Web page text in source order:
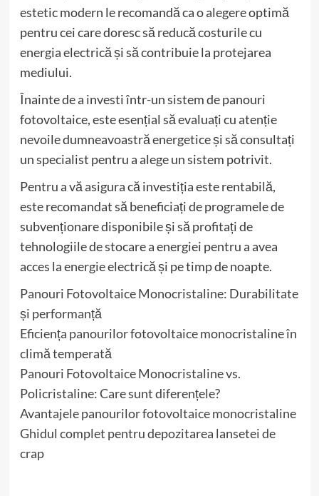
estetic modern le recomandă ca o alegere optimă
pentru cei care doresc să reducă costurile cu
energia electrică și să contribuie la protejarea
mediului.
Înainte de a investi într-un sistem de panouri
fotovoltaice, este esențial să evaluați cu atenție
nevoile dumneavoastră energetice și să consultați
un specialist pentru a alege un sistem potrivit.
Pentru a vă asigura că investiția este rentabilă,
este recomandat să beneficiați de programele de
subvenționare disponibile și să profitați de
tehnologiile de stocare a energiei pentru a avea
acces la energie electrică și pe timp de noapte.
Panouri Fotovoltaice Monocristaline: Durabilitate
și performanță
Eficiența panourilor fotovoltaice monocristaline în
climă temperată
Panouri Fotovoltaice Monocristaline vs.
Policristaline: Care sunt diferențele?
Avantajele panourilor fotovoltaice monocristaline
Ghidul complet pentru depozitarea lansetei de
crap